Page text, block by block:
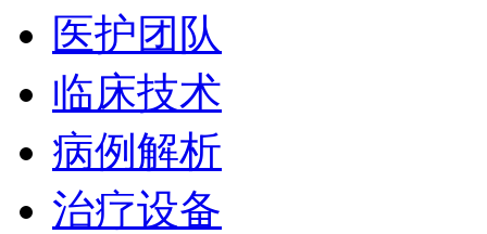
医护团队
临床技术
病例解析
治疗设备